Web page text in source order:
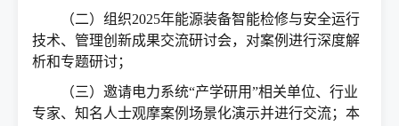
（二）组织2025年能源装备智能检修与安全运行
技术、管理创新成果交流研讨会，对案例进行深度解
析和专题研讨；
（三）邀请电力系统“产学研用”相关单位、行业
专家、知名人士观摩案例场景化演示并进行交流；本